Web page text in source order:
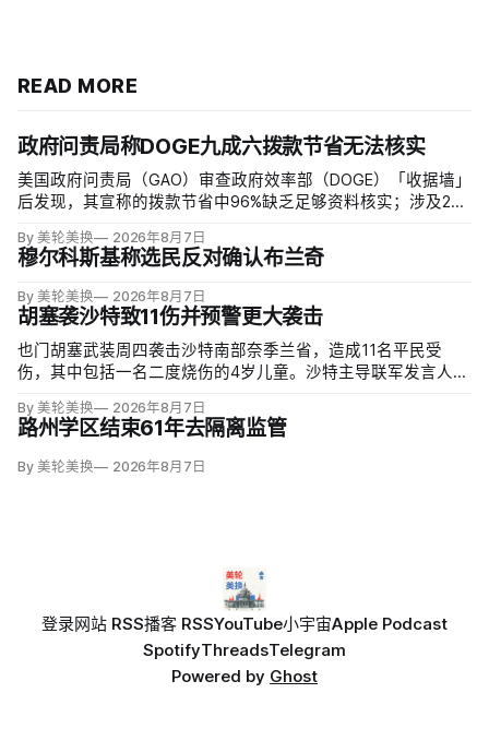
READ MORE
政府问责局称DOGE九成六拨款节省无法核实
美国政府问责局（GAO）审查政府效率部（DOGE）「收据墙」
后发现，其宣称的拨款节省中96%缺乏足够资料核实；涉及274
三分之二无法验证或不符合其公开方法，264份拟终止租约中
108份早已进入终止流程。
By 美轮美换 2026年8月7日
穆尔科斯基称选民反对确认布兰奇
By 美轮美换 2026年8月7日
胡塞袭沙特致11伤并预警更大袭击
也门胡塞武装周四袭击沙特南部奈季兰省，造成11名平民受
伤，其中包括一名二度烧伤的4岁儿童。沙特主导联军发言人图
区；
By 美轮美换 2026年8月7日
路州学区结束61年去隔离监管
By 美轮美换 2026年8月7日
登录网站 RSS播客 RSSYouTube小宇宙Apple Podcast
SpotifyThreadsTelegram
Powered by Ghost